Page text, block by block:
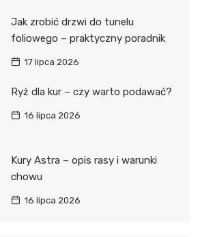
Jak zrobić drzwi do tunelu
foliowego – praktyczny poradnik
17 lipca 2026
Ryż dla kur – czy warto podawać?
16 lipca 2026
Kury Astra – opis rasy i warunki
chowu
16 lipca 2026